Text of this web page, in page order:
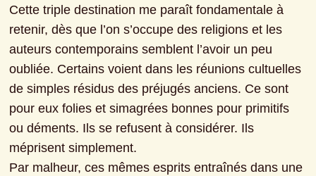
Cette triple destination me paraît fondamentale à
retenir, dès que l’on s’occupe des religions et les
auteurs contemporains semblent l’avoir un peu
oubliée. Certains voient dans les réunions cultuelles
de simples résidus des préjugés anciens. Ce sont
pour eux folies et simagrées bonnes pour primitifs
ou déments. Ils se refusent à considérer. Ils
méprisent simplement.
Par malheur, ces mêmes esprits entraînés dans une